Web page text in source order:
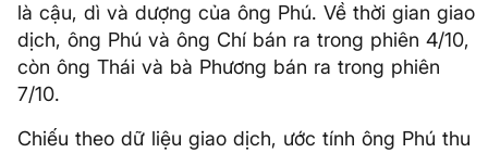
là cậu, dì và dượng của ông Phú. Về thời gian giao
dịch, ông Phú và ông Chí bán ra trong phiên 4/10,
còn ông Thái và bà Phương bán ra trong phiên
7/10.
Chiếu theo dữ liệu giao dịch, ước tính ông Phú thu